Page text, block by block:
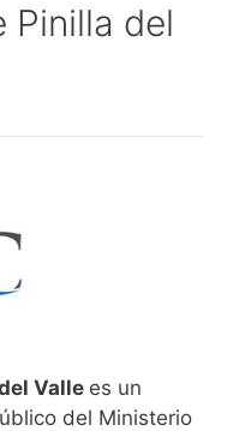
Pinilla del
Valle es un
del Ministerio